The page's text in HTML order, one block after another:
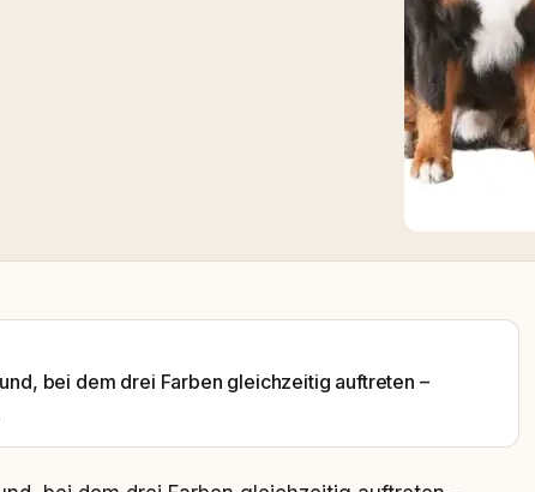
bei dem drei Farben gleichzeitig auftreten –